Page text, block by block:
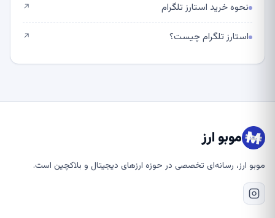
نحوه خرید استارز تلگرام ↗
استارز تلگرام چیست؟ ↗
موبو ارز
موبو ارز، رسانه‌ای تخصصی در حوزه ارزهای دیجیتال و بلاکچین است.